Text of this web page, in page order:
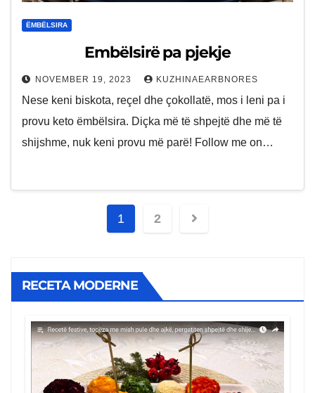
ËMBËLSIRA
Embëlsirë pa pjekje
NOVEMBER 19, 2023 KUZHINAEARBNORES
Nese keni biskota, reçel dhe çokollatë, mos i leni pa i
provu keto ëmbëlsira. Diçka më të shpejtë dhe më të
shijshme, nuk keni provu më parë! Follow me on…
Posts
1 2
RECETA MODERNE